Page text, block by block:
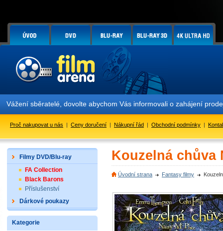
sběratelé, dovolte abychom Vás informovali o zahájení prodeje
Proč nakupovat u nás | Ceny doručení | Nákupní řád | Obchodní podmínky |
Filmy DVD/Blu-ray
FA Collection
Black Barons
Příslušenství
Dárkové poukazy
Kategorie
Kouzelná chůva
Úvodní strana Fantasy filmy